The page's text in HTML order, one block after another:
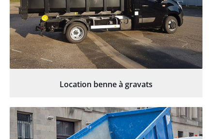
Location benne à gravats